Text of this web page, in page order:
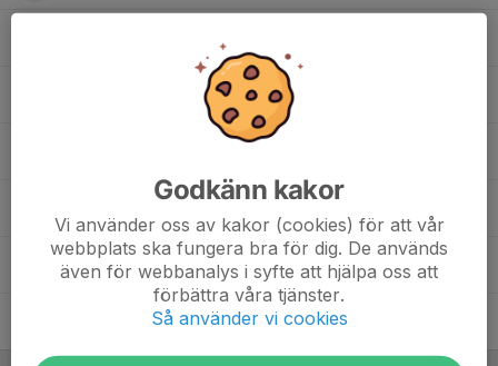
Sixten Sundberg, P2013
5. Yunus Yurek
Godkänn kakor
Vi använder oss av kakor (cookies) för att vår
webbplats ska fungera bra för dig. De används
även för webbanalys i syfte att hjälpa oss att
förbättra våra tjänster.
Så använder vi cookies